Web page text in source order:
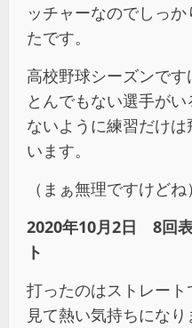
ッチャーなのでしっ
たです。
高校野球シーズンで
とんでもない選手が
ないように練習だけ
います。
（まぁ無理ですけどね）
2020年10月2日 8回
ト
打ったのはストレー
見て熱い気持ちにな